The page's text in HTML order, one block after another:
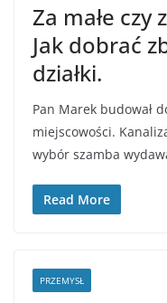
Za małe czy
Jak dobrać
działki.
Pan Marek budował
miejscowości.
wybór szamba
Read More
PRZEMYSŁ